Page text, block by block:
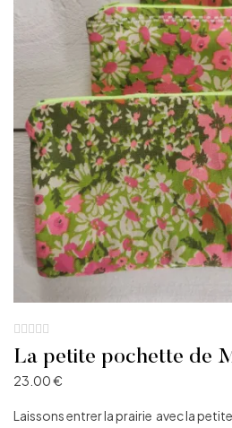
La petite pochette de
23.00€
Laissons entrer la prairie avec la